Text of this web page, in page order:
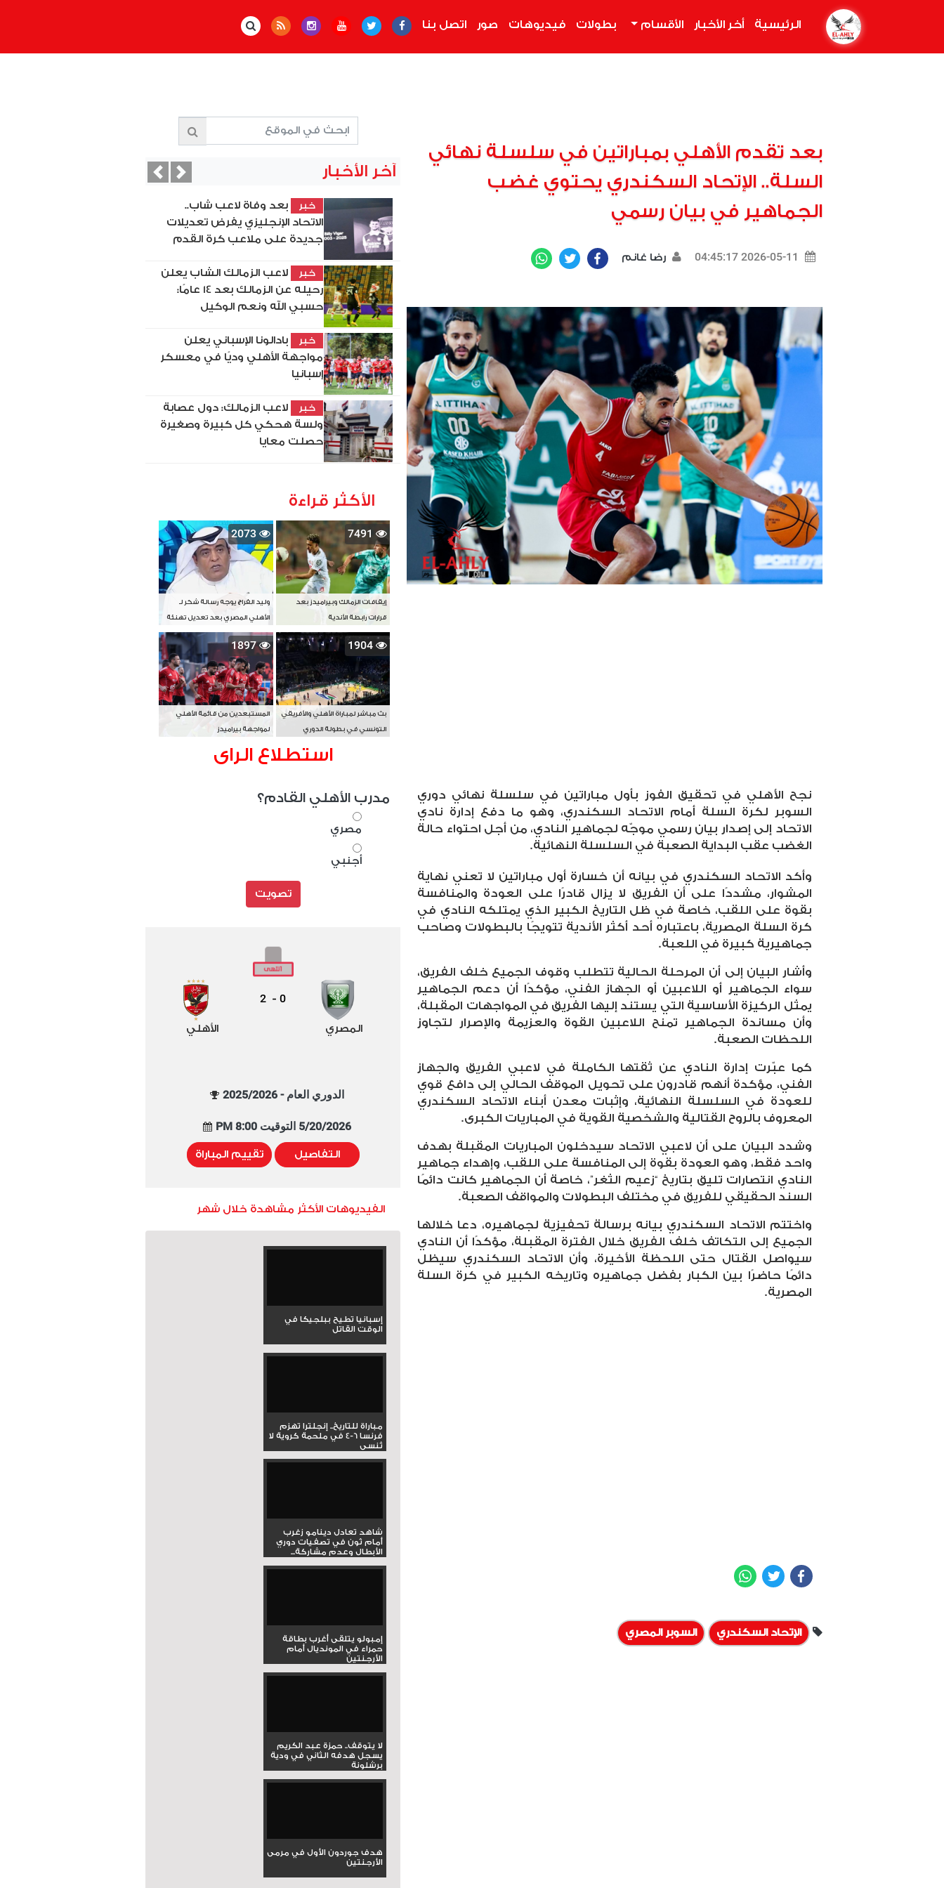
الرئيسية أخر الأخبار الأقسام بطولات فيديوهات صور اتصل بنا
بعد تقدم الأهلي بمباراتين في سلسلة نهائي
السلة.. الإتحاد السكندري يحتوي غضب
الجماهير في بيان رسمي
2026-05-11 04:45:17 رضا غانم Facebook
Twitter
نجح الأهلي في تحقيق الفوز بأول مباراتين في سلسلة نهائي دوري
السوبر لكرة السلة أمام الاتحاد السكندري، وهو ما دفع إدارة نادي
الاتحاد إلى إصدار بيان رسمي موجّه لجماهير النادي، من أجل احتواء حالة
الغضب عقب البداية الصعبة في السلسلة النهائية.
وأكد الاتحاد السكندري في بيانه أن خسارة أول مباراتين لا تعني نهاية
المشوار، مشددًا على أن الفريق لا يزال قادرًا على العودة والمنافسة
بقوة على اللقب، خاصة في ظل التاريخ الكبير الذي يمتلكه النادي في
كرة السلة المصرية، باعتباره أحد أكثر الأندية تتويجًا بالبطولات وصاحب
جماهيرية كبيرة في اللعبة.
وأشار البيان إلى أن المرحلة الحالية تتطلب وقوف الجميع خلف الفريق،
سواء الجماهير أو اللاعبين أو الجهاز الفني، مؤكدًا أن دعم الجماهير
يمثل الركيزة الأساسية التي يستند إليها الفريق في المواجهات المقبلة،
وأن مساندة الجماهير تمنح اللاعبين القوة والعزيمة والإصرار لتجاوز
اللحظات الصعبة.
كما عبّرت إدارة النادي عن ثقتها الكاملة في لاعبي الفريق والجهاز
الفني، مؤكدة أنهم قادرون على تحويل الموقف الحالي إلى دافع قوي
للعودة في السلسلة النهائية، وإثبات معدن أبناء الاتحاد السكندري
المعروف بالروح القتالية والشخصية القوية في المباريات الكبرى.
وشدد البيان على أن لاعبي الاتحاد سيدخلون المباريات المقبلة بهدف
واحد فقط، وهو العودة بقوة إلى المنافسة على اللقب، وإهداء جماهير
النادي انتصارات تليق بتاريخ “زعيم الثغر”، خاصة أن الجماهير كانت دائمًا
السند الحقيقي للفريق في مختلف البطولات والمواقف الصعبة.
واختتم الاتحاد السكندري بيانه برسالة تحفيزية لجماهيره، دعا خلالها
الجميع إلى التكاتف خلف الفريق خلال الفترة المقبلة، مؤكدًا أن النادي
سيواصل القتال حتى اللحظة الأخيرة، وأن الاتحاد السكندري سيظل
دائمًا حاضرًا بين الكبار بفضل جماهيره وتاريخه الكبير في كرة السلة
المصرية.
Facebook
Twitter
الإتحاد السكندري السوبر المصري
آخر الأخبار
خبر
بعد وفاة لاعب شاب..
الاتحاد الإنجليزي يفرض تعديلات
جديدة على ملاعب كرة القدم
خبر
لاعب الزمالك الشاب يعلن
رحيله عن الزمالك بعد 14 عامًا:
حسبي الله ونعم الوكيل
خبر
بادالونا الإسباني يعلن
مواجهة الأهلي وديًا في معسكر
إسبانيا
خبر
لاعب الزمالك: دول عصابة
ولسة هحكي كل كبيرة وصغيرة
حصلت معايا
PreviousNext
الأكثر قراءة
7491
إيقافات الزمالك وبيراميدز بعد
قرارات رابطة الأندية
2073
وليد الفراج يوجه رسالة شكر لـ
الأهلي المصري بعد تعديل تهنئة
بطل آسيا
1904
بث مباشر لمباراة الأهلي والأفريقي
التونسي في بطولة الدوري
1897
المستبعدين من قائمة الأهلي
لمواجهة بيراميدز
استطلاع الراى
مدرب الأهلي القادم؟
مصري
أجنبي
تصويت
المصري
0
-
2
الأهلي
الدوري العام - 2025/2026
5/20/2026 التوقيت 8:00 PM
التفاصيل تقييم المباراة
الفيديوهات الأكثر مشاهدة خلال شهر
إسبانيا تطيح ببلجيكا في
الوقت القاتل
مباراة للتاريخ.. إنجلترا تهزم
فرنسا 6-4 في ملحمة كروية لا
تُنسى
شاهد تعادل دينامو زغرب
أمام ثون في تصفيات دوري
الأبطال وعدم مشاركة...
إمبولو يتلقى أغرب بطاقة
حمراء في المونديال أمام
الأرجنتين
لا يتوقف.. حمزة عبد الكريم
يسجل هدفه الثاني في ودية
برشلونة
هدف جوردون الأول في مرمى
الأرجنتين